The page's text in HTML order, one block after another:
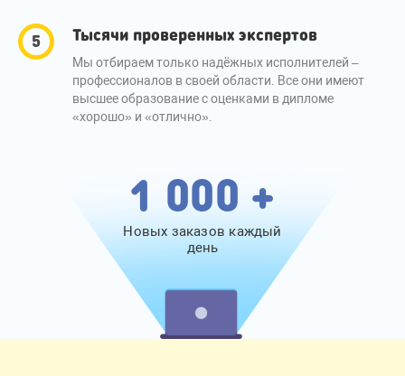
Тысячи проверенных экспертов
Мы отбираем только надёжных исполнителей –
профессионалов в своей области. Все они имеют
высшее образование с оценками в дипломе
«хорошо» и «отлично».
1 000 +
Новых заказов каждый
день